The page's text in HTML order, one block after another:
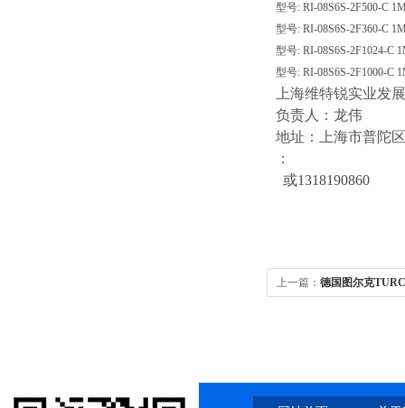
型号: RI-08S6S-2F500-C
型号: RI-08S6S-2F360-C
型号: RI-08S6S-2F1024-C
型号: RI-08S6S-2F1000-C
上海维特锐实业发
负责人：龙伟
地址：上海市普陀
：
或1318190860
上一篇： 德国图尔克